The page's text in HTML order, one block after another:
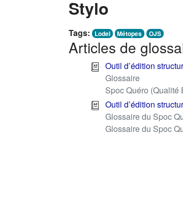
Stylo
Tags: Lodel Métopes OJS
Articles de
Outil d’édition
Glossaire
Spoc Quéro (Qualité
Outil d’édition
Glossaire du Spoc
Glossaire du Spoc